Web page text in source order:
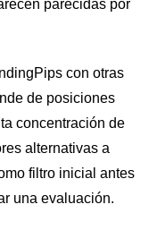
parecidas por
con otras
de posiciones
concentración de
alternativas a
filtro inicial antes
una evaluación.